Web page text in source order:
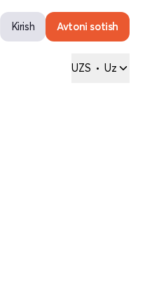
Kirish Avtoni sotish
UZS • Uz